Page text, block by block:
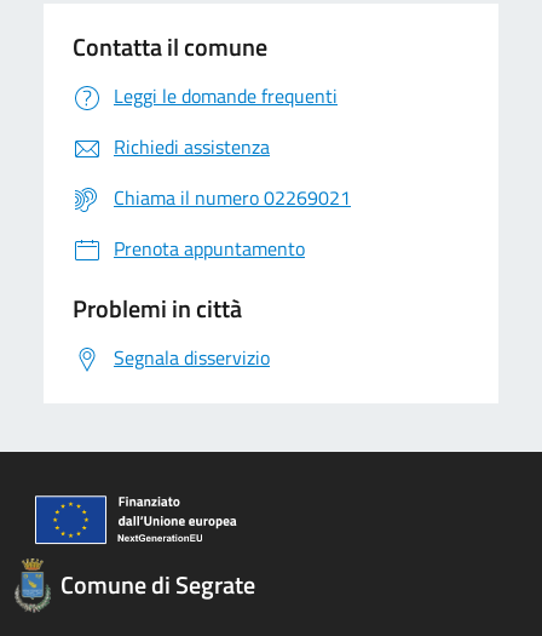
Contatta il comune
Leggi le domande frequenti
Richiedi assistenza
Chiama il numero 02269021
Prenota appuntamento
Problemi in città
Segnala disservizio
Comune di Segrate